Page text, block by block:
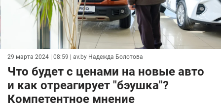
29 марта 2024 | 08:59 | av.by Надежда Болотова
Что будет с ценами на новые авто
и как отреагирует "бэушка"?
Компетентное мнение